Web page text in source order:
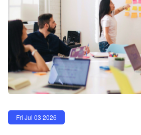
Fri Jul 03 2026